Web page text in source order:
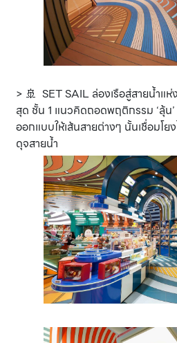
> 🚢 SET SAIL ล่องเรือสู่สายน้ำแ
สุด ชั้น 1 แนวคิดถอดพฤติกรรม ‘ลุ้น
ออกแบบให้เส้นสายต่างๆ นั้นเชื่อมโ
ดุจสายน้ำ